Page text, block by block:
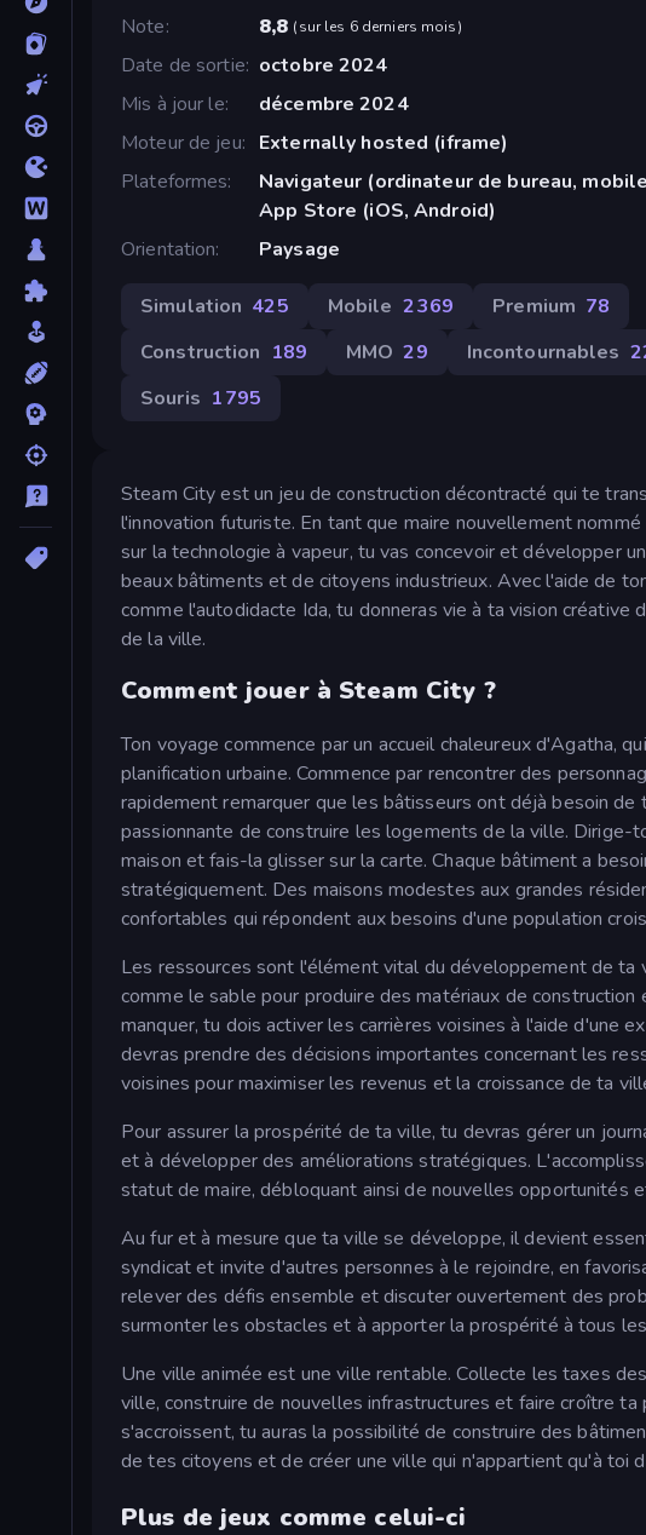
Note
8,8 (sur les 6 derniers mois)
Date de sortie octobre 2024
Mis à jour le
décembre 2024
Moteur de jeu
Externally hosted (iframe)
Plateformes
Navigateur (ordinateur de bureau,
App Store (iOS, Android)
Orientation
Paysage
Simulation 425 Mobile 2 369 Premium 78
Construction 189 MMO 29 Incontournables
Souris 1 795
Steam City est un jeu de construction décontracté qui te
l'innovation futuriste. En tant que maire nouvellement
sur la technologie à vapeur, tu vas concevoir et développer
beaux bâtiments et de citoyens industrieux. Avec l'aide de
comme l'autodidacte Ida, tu donneras vie à ta vision
de la ville.
Comment jouer à Steam City ?
Ton voyage commence par un accueil chaleureux d'Agatha,
planification urbaine. Commence par rencontrer des
rapidement remarquer que les bâtisseurs ont déjà besoin
passionnante de construire les logements de la ville.
maison et fais-la glisser sur la carte. Chaque bâtiment a
stratégiquement. Des maisons modestes aux grandes
confortables qui répondent aux besoins d'une population
Les ressources sont l'élément vital du développement de ta
comme le sable pour produire des matériaux de
manquer, tu dois activer les carrières voisines à l'aide d'une
devras prendre des décisions importantes concernant les
voisines pour maximiser les revenus et la croissance de ta
Pour assurer la prospérité de ta ville, tu devras gérer un
et à développer des améliorations stratégiques.
statut de maire, débloquant ainsi de nouvelles opportunités
Au fur et à mesure que ta ville se développe, il devient
syndicat et invite d'autres personnes à le rejoindre, en
relever des défis ensemble et discuter ouvertement des
surmonter les obstacles et à apporter la prospérité à tous
Une ville animée est une ville rentable. Collecte les taxes
ville, construire de nouvelles infrastructures et faire croître
s'accroissent, tu auras la possibilité de construire des
de tes citoyens et de créer une ville qui n'appartient qu'à toi
Plus de jeux comme celui-ci